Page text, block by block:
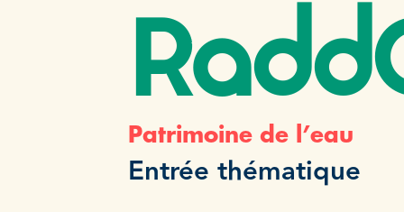
Patrimoine de l’eau
Entrée thématique